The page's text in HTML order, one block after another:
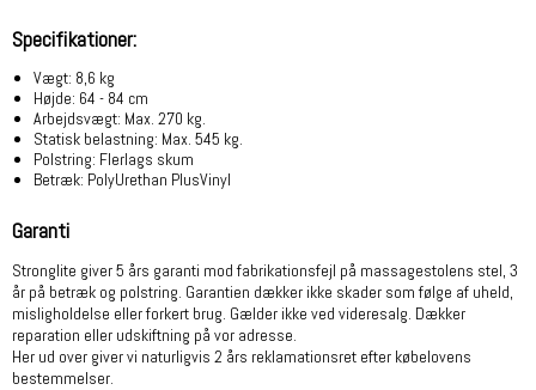
Specifikationer:
Vægt: 8,6 kg
Højde: 64 - 84 cm
Arbejdsvægt: Max. 270 kg.
Statisk belastning: Max. 545 kg.
Polstring: Flerlags skum
Betræk: PolyUrethan PlusVinyl
Garanti
Stronglite giver 5 års garanti mod fabrikationsfejl på massagestolens stel, 3
år på betræk og polstring. Garantien dækker ikke skader som følge af uheld,
misligholdelse eller forkert brug. Gælder ikke ved videresalg. Dækker
reparation eller udskiftning på vor adresse.
Her ud over giver vi naturligvis 2 års reklamationsret efter købelovens
bestemmelser.